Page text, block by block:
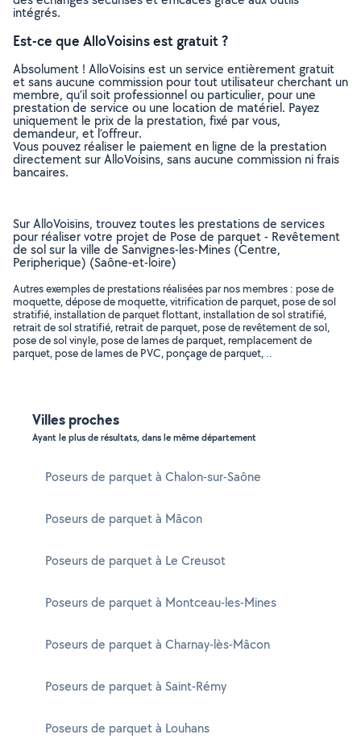
intégrés.
Est-ce que AlloVoisins est gratuit ?
Absolument ! AlloVoisins est un service entièrement gratuit
et sans aucune commission pour tout utilisateur cherchant un
membre, qu’il soit professionnel ou particulier, pour une
prestation de service ou une location de matériel. Payez
uniquement le prix de la prestation, fixé par vous,
demandeur, et l’offreur.
Vous pouvez réaliser le paiement en ligne de la prestation
directement sur AlloVoisins, sans aucune commission ni frais
bancaires.
Sur AlloVoisins, trouvez toutes les prestations de services
pour réaliser votre projet de Pose de parquet - Revêtement
de sol sur la ville de Sanvignes-les-Mines (Centre,
Peripherique) (Saône-et-loire)
Autres exemples de prestations réalisées par nos membres : pose de
moquette, dépose de moquette, vitrification de parquet, pose de sol
stratifié, installation de parquet flottant, installation de sol stratifié,
retrait de sol stratifié, retrait de parquet, pose de revêtement de sol,
pose de sol vinyle, pose de lames de parquet, remplacement de
parquet, pose de lames de PVC, ponçage de parquet, ..
Villes proches
Ayant le plus de résultats, dans le même département
Poseurs de parquet à Chalon-sur-Saône
Poseurs de parquet à Mâcon
Poseurs de parquet à Le Creusot
Poseurs de parquet à Montceau-les-Mines
Poseurs de parquet à Charnay-lès-Mâcon
Poseurs de parquet à Saint-Rémy
Poseurs de parquet à Louhans